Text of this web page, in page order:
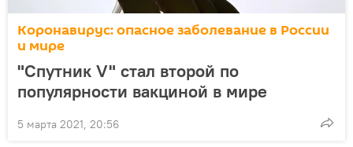
Коронавирус: опасное заболевание в России
и мире
"Спутник V" стал второй по
популярности вакциной в мире
5 марта 2021, 20:56